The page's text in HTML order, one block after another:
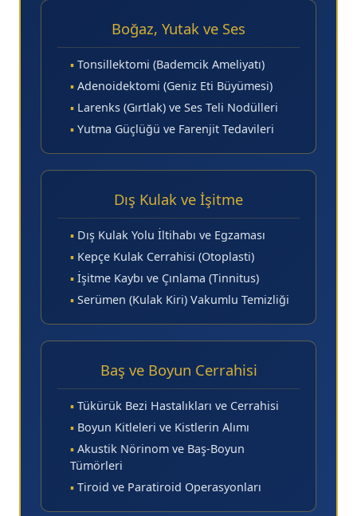
Boğaz, Yutak ve Ses
▪ Tonsillektomi (Bademcik Ameliyatı)
▪ Adenoidektomi (Geniz Eti Büyümesi)
▪ Larenks (Gırtlak) ve Ses Teli Nodülleri
▪ Yutma Güçlüğü ve Farenjit Tedavileri
Dış Kulak ve İşitme
▪ Dış Kulak Yolu İltihabı ve Egzaması
▪ Kepçe Kulak Cerrahisi (Otoplasti)
▪ İşitme Kaybı ve Çınlama (Tinnitus)
▪ Serümen (Kulak Kiri) Vakumlu Temizliği
Baş ve Boyun Cerrahisi
▪ Tükürük Bezi Hastalıkları ve Cerrahisi
▪ Boyun Kitleleri ve Kistlerin Alımı
▪ Akustik Nörinom ve Baş-Boyun
Tümörleri
▪ Tiroid ve Paratiroid Operasyonları